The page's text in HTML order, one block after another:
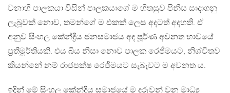
වනාහී පාලකයා විසින් පාලකයාගේ ම හිතසුව පිනිස සාදාගනු
ලැබූවක් නොව, තමන්ගේ ම එකක් ලෙස අදටත් අදහති. ඒ
අනුව සිංහල කේන්ද්‍රීය ජනසමාජය අද පූර්ණ අවනත භාවයේ
ප්‍රතිමූර්තියකි. එය බිය නිසා නොව පාලක රෙජීමයට, නිශ්චිතව
කියන්නේ නම් රාජපක්ෂ රෙජීමයට සැබෑවට ම අවනත ය.
ඉදින් මේ සිංහල කේන්ද්‍රීය සමාජයේ ම දරුවන් වන මාධ්‍ය